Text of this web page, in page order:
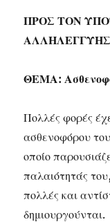
ΠΡΟΣ ΤΟΝ
ΑΛΛΗΛΕΓΓΥΗΣ
ΘΕΜΑ:
Πολλές φορές
ασθενοφόρου
οποίο
παλαιότητάς
πολλές και
δημιουργούνται.